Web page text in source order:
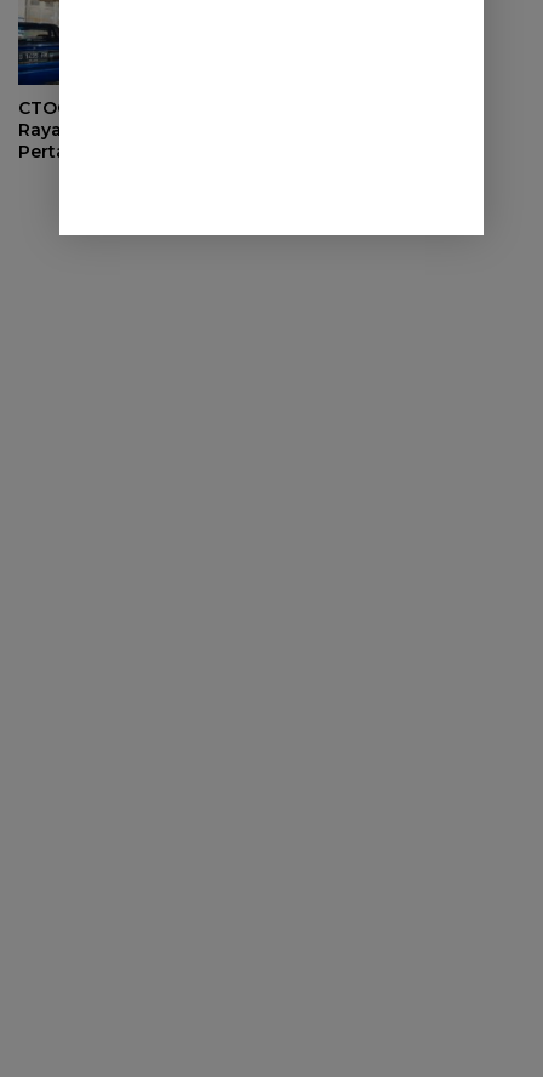
CTOC Subreg Sumedang
Rayakan Ulang Tahun
Pertama dengan Kopdar